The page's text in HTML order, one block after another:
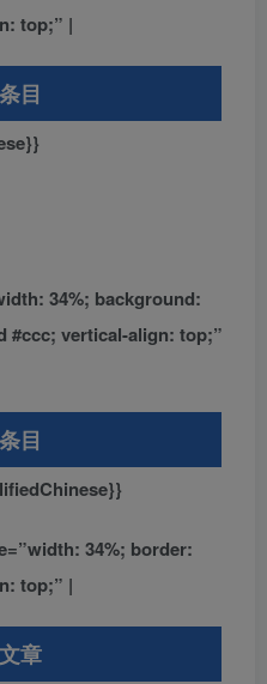
top;” |
目
34%; background:
#ccc; vertical-align: top;”
目
34%; border:
top;” |
章